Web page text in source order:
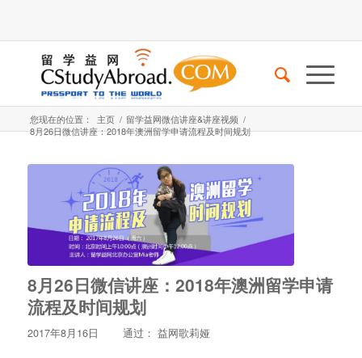
您现在的位置： 主页 / 留学益网微信讲座&讲座视频 /
8月26日微信讲座：2018年澳洲留学申请流程及时间规划
8月26日微信讲座：2018年澳洲留学申请
流程及时间规划
2017年8月16日 通过： 益网歌莉娅